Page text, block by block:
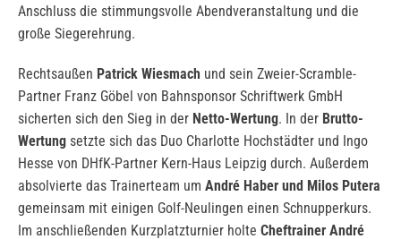
Anschluss die stimmungsvolle Abendveranstaltung und die
große Siegerehrung.
Rechtsaußen Patrick Wiesmach und sein Zweier-Scramble-
Partner Franz Göbel von Bahnsponsor Schriftwerk GmbH
sicherten sich den Sieg in der Netto-Wertung. In der Brutto-
Wertung setzte sich das Duo Charlotte Hochstädter und Ingo
Hesse von DHfK-Partner Kern-Haus Leipzig durch. Außerdem
absolvierte das Trainerteam um André Haber und Milos Putera
gemeinsam mit einigen Golf-Neulingen einen Schnupperkurs.
Im anschließenden Kurzplatzturnier holte Cheftrainer André